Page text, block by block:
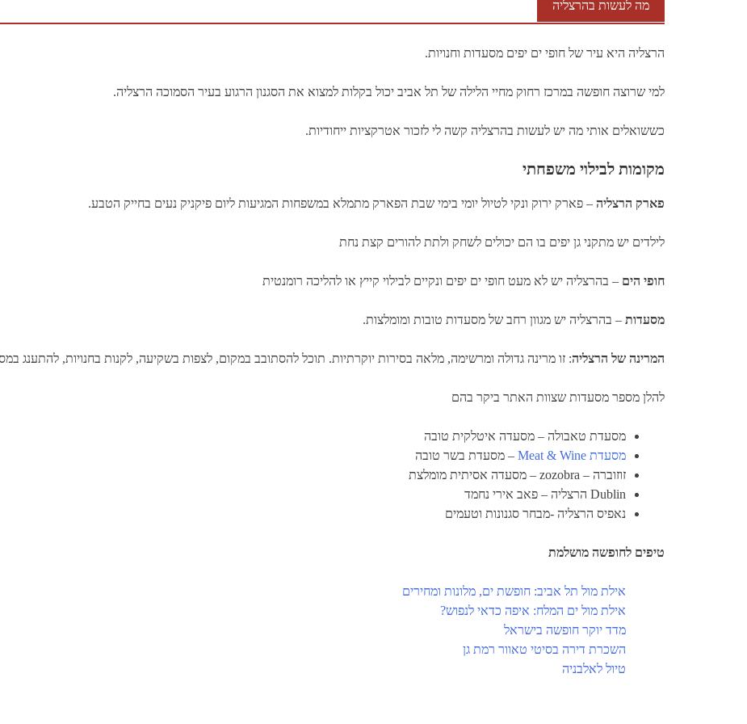
מה לעשות בהרצליה
הרצליה היא עיר של חופי ים יפים מסעדות וחנויות.
למי שרוצה חופשה במרכז רחוק מחיי הלילה של תל אביב יכול בקלות למצוא את הסגנון הרגוע בעיר הסמוכה הרצליה.
כששואלים אותי מה יש לעשות בהרצליה קשה לי לזכור אטרקציות ייחודיות.
מקומות לבילוי משפחתי
פארק הרצליה – פארק ירוק ונקי לטיול יומי בימי שבת הפארק מתמלא במשפחות המגיעות ליום פיקניק נעים בחייק הטבע.
לילדים יש מתקני גן יפים בו הם יכולים לשחק ולתת להורים קצת נחת
חופי הים – בהרצליה יש לא מעט חופי ים יפים ונקיים לבילוי קייץ או להליכה רומנטית
מסעדות – בהרצליה יש מגוון רחב של מסעדות טובות ומומלצות.
המרינה של הרצליה: זו מרינה גדולה ומרשימה, מלאה בסירות יוקרתיות. תוכל להסתובב במקום, לצפות בשקיעה, לקנות בחנויות, להתענג
להלן מספר מסעדות שצוות האתר ביקר בהם
מסעדת טאבולה – מסעדה איטלקית טובה
מסעדת Meat & Wine
– מסעדת בשר טובה
זוזוברה – zozobra – מסעדה אסיתית מומלצת
Dublin הרצליה – פאב אירי נחמד
נאפיס הרצליה -מבחר סגנונות וטעמים
טיפים לחופשה מושלמת
אילת מול תל אביב: חופשת ים, מלונות ומחירים
אילת מול ים המלח: איפה כדאי לנפוש?
מדד יוקר חופשה בישראל
השכרת דירה בסיטי טאוור רמת גן
טיול לאלבניה